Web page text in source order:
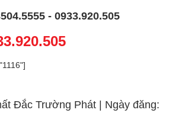
- 0933.920.505
Đắc Trường Phát | Ngày đăng: